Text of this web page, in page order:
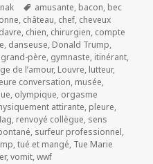
Tags
amusante, bacon, bec
, château, chef, cheveux
, chien, chirurgien, compte
, danseuse, Donald Trump,
grand-père, gymnaste, itinérant,
de l’amour, Louvre, lutteur,
conversation, musée,
, olympique, orgasme
attirante, pleure,
, renvoyé collègue, sens
, surfeur professionnel,
,tué et mangé, Tue Marie
,vomit,wwf